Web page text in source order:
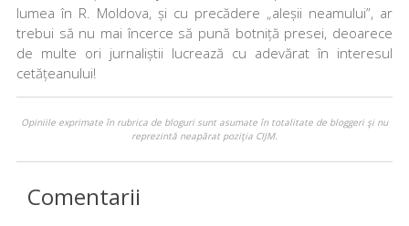
lumea în R. Moldova, și cu precădere „aleșii neamului”, ar
trebui să nu mai încerce să pună botniță presei, deoarece
de multe ori jurnaliștii lucrează cu adevărat în interesul
cetățeanului!
Opiniile exprimate în rubrica de bloguri sunt asumate în totalitate de bloggeri şi nu
reprezintă neapărat poziţia CIJM.
Comentarii